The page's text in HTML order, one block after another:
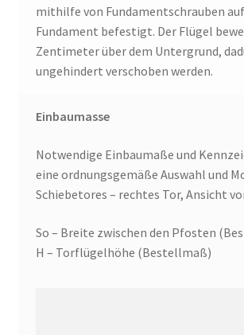
mithilfe von Fundamentschrauben
Fundament befestigt. Der Flügel
Zentimeter über dem Untergrund,
ungehindert verschoben werden.
Einbaumasse
Notwendige Einbaumaße und
eine ordnungsgemäße Auswahl und
Schiebetores – rechtes Tor, Ansicht
So – Breite zwischen den Pfosten
H – Torflügelhöhe (Bestellmaß)